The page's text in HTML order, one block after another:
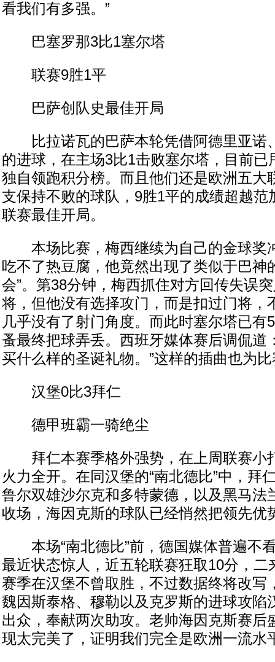
看我们有多强。”
巴塞罗那3比1塞尔塔
联赛9胜1平
巴萨创队史最佳开局
比拉诺瓦的巴萨本轮凭借阿德里亚诺
的进球，在主场3比1击败塞尔塔，目前已
独自领跑积分榜。而且他们还是欧洲五大
支保持不败的球队，9胜1平的成绩超越范
联赛最佳开局。
本场比赛，梅西继续为自己的金球奖
吃不了热豆腐，他竟然出现了类似于巴神
会”。第38分钟，梅西抓住对方回传失误
将，但他没有选择攻门，而是扣过门将，
几乎没有了射门角度。而此时塞尔塔已有
蚤最终把球弄丢。西班牙媒体赛后调侃道
买什么样的圣诞礼物。”这样的插曲也为
汉堡0比3拜仁
德甲班霸一骑绝尘
拜仁本赛季格外强势，在上周联赛小
火力全开。在同汉堡的“南北德比”中，拜
鲁尔双雄沙尔克和多特蒙德，以及黑马法
收场，海因克斯的球队已经悄然把领先优
本场“南北德比”前，德国媒体普遍不
最近状态惊人，近五轮联赛狂取10分，二
赛季在汉堡不曾取胜，不过数据终将改写
魏因斯泰格、穆勒以及克罗斯的进球攻陷
出众，奉献两次助攻。老帅海因克斯赛后
现太完美了，证明我们完全是欧洲一流水